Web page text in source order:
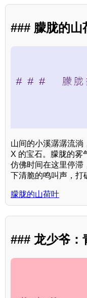
### 朦胧的山
山间的小溪潺潺流淌
X 的宝石。朦胧的雾
仿佛时间在这里停滞
下清脆的鸣叫声，打
朦胧的山荷叶
### 龙少爷：